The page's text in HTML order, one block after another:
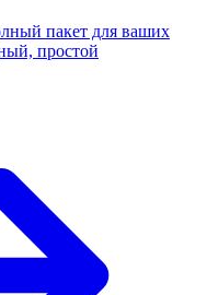
пакет для ваших
простой